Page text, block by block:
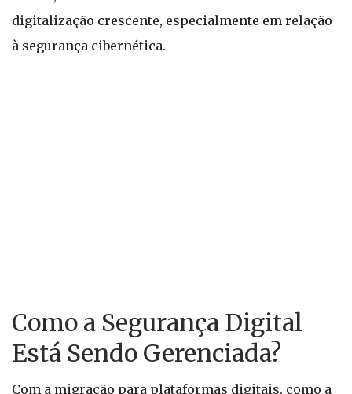
digitalização crescente, especialmente em relação
à segurança cibernética.
Como a Segurança Digital
Está Sendo Gerenciada?
Com a migração para plataformas digitais, como a